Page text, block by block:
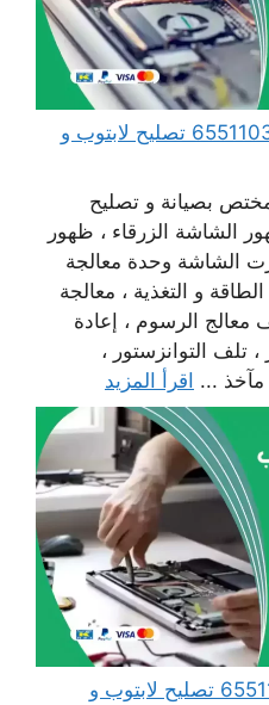
مهندس كمبيوتر الضباعية 65511033 تصليح لابتوب و
بصيانة و تصليح
الشاشة الزرقاء ، ظهور
الشاشة وحدة معالجة
و التغذية ، معالجة
معالج الرسوم ، إعادة
تلف التوانزستور ،
مآخذ ... اقرأ المزيد
مهندس كمبيوتر الزور 65511033 تصليح لابتوب و